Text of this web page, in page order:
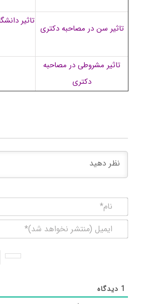
تاثیر سن در مصاحبه دکتری
تاثیر
تاثیر مشروطی در مصاحبه
دکتری
1 دیدگاه